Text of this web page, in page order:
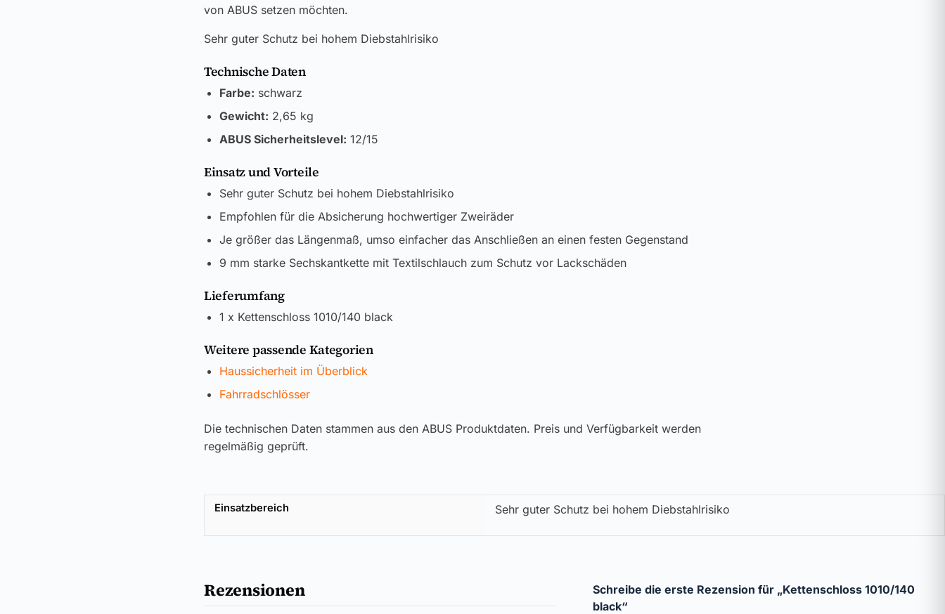
von ABUS setzen möchten.
Sehr guter Schutz bei hohem Diebstahlrisiko
Technische Daten
Farbe: schwarz
Gewicht: 2,65 kg
ABUS Sicherheitslevel: 12/15
Einsatz und Vorteile
Sehr guter Schutz bei hohem Diebstahlrisiko
Empfohlen für die Absicherung hochwertiger Zweiräder
Je größer das Längenmaß, umso einfacher das Anschließen an einen festen Gegenstand
9 mm starke Sechskantkette mit Textilschlauch zum Schutz vor Lackschäden
Lieferumfang
1 x Kettenschloss 1010/140 black
Weitere passende Kategorien
Haussicherheit im Überblick
Fahrradschlösser
Die technischen Daten stammen aus den ABUS Produktdaten. Preis und Verfügbarkeit werden
regelmäßig geprüft.
Einsatzbereich Sehr guter Schutz bei hohem Diebstahlrisiko
Rezensionen
Schreibe die erste Rezension für „Kettenschloss 1010/140
black“